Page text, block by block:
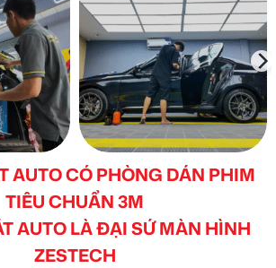
AUTO CÓ PHÒNG DÁN PHIM
TIÊU CHUẨN 3M
AUTO LÀ ĐẠI SỨ MÀN HÌNH
ZESTECH